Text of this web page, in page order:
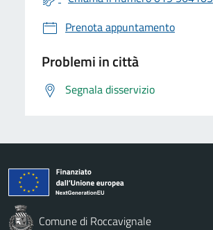
Prenota appuntamento
Problemi in città
Segnala disservizio
Comune di Roccavignale